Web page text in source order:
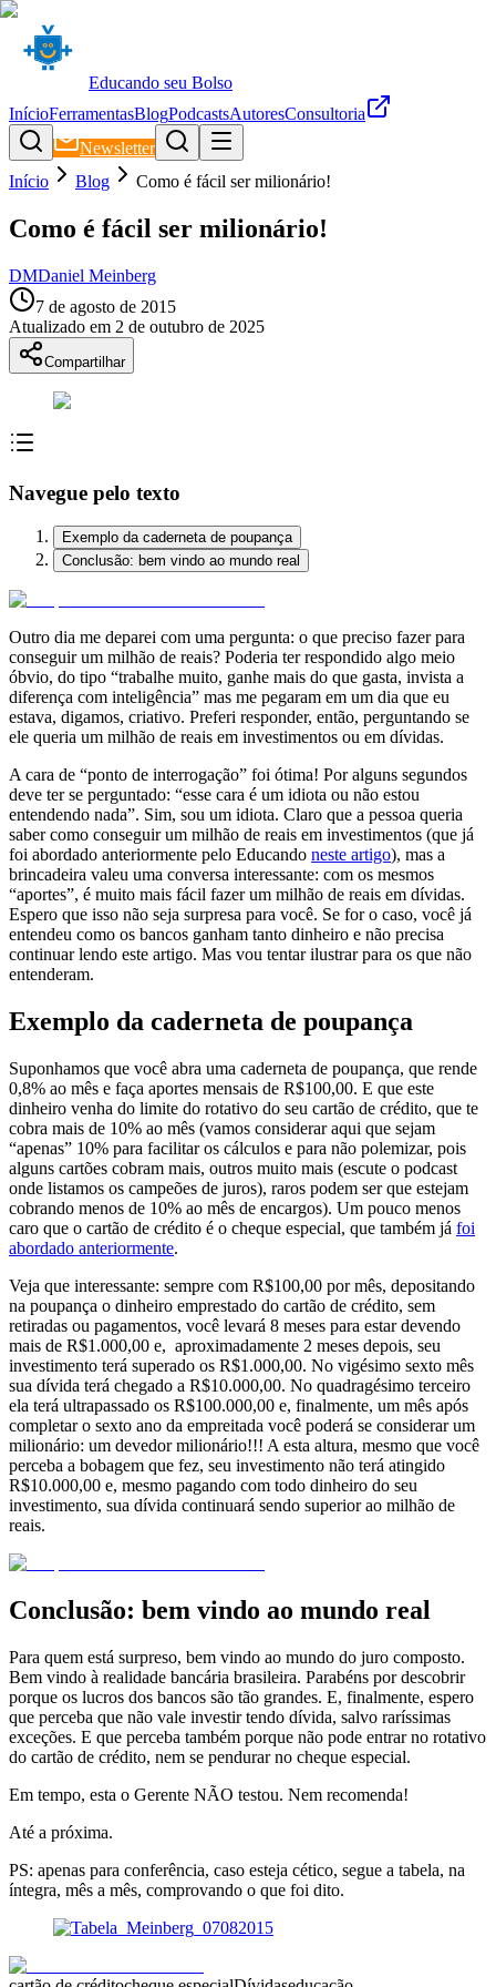
Educando seu Bolso
InícioFerramentasBlogPodcastsAutoresConsultoria
Newsletter
Início
Blog Como é fácil ser milionário!
Como é fácil ser milionário!
DMDaniel Meinberg
7 de agosto de 2015
Atualizado em 2 de outubro de 2025
Compartilhar
Navegue pelo texto
Exemplo da caderneta de poupança
Conclusão: bem vindo ao mundo real
Outro dia me deparei com uma pergunta: o que preciso fazer para
conseguir um milhão de reais? Poderia ter respondido algo meio
óbvio, do tipo “trabalhe muito, ganhe mais do que gasta, invista a
diferença com inteligência” mas me pegaram em um dia que eu
estava, digamos, criativo. Preferi responder, então, perguntando se
ele queria um milhão de reais em investimentos ou em dívidas.
A cara de “ponto de interrogação” foi ótima! Por alguns segundos
deve ter se perguntado: “esse cara é um idiota ou não estou
entendendo nada”. Sim, sou um idiota. Claro que a pessoa queria
saber como conseguir um milhão de reais em investimentos (que já
foi abordado anteriormente pelo Educando neste artigo), mas a
brincadeira valeu uma conversa interessante: com os mesmos
“aportes”, é muito mais fácil fazer um milhão de reais em dívidas.
Espero que isso não seja surpresa para você. Se for o caso, você já
entendeu como os bancos ganham tanto dinheiro e não precisa
continuar lendo este artigo. Mas vou tentar ilustrar para os que não
entenderam.
Exemplo da caderneta de poupança
Suponhamos que você abra uma caderneta de poupança, que rende
0,8% ao mês e faça aportes mensais de R$100,00. E que este
dinheiro venha do limite do rotativo do seu cartão de crédito, que te
cobra mais de 10% ao mês (vamos considerar aqui que sejam
“apenas” 10% para facilitar os cálculos e para não polemizar, pois
alguns cartões cobram mais, outros muito mais (escute o podcast
onde listamos os campeões de juros), raros podem ser que estejam
cobrando menos de 10% ao mês de encargos). Um pouco menos
caro que o cartão de crédito é o cheque especial, que também já foi
abordado anteriormente.
Veja que interessante: sempre com R$100,00 por mês, depositando
na poupança o dinheiro emprestado do cartão de crédito, sem
retiradas ou pagamentos, você levará 8 meses para estar devendo
mais de R$1.000,00 e, aproximadamente 2 meses depois, seu
investimento terá superado os R$1.000,00. No vigésimo sexto mês
sua dívida terá chegado a R$10.000,00. No quadragésimo terceiro
ela terá ultrapassado os R$100.000,00 e, finalmente, um mês após
completar o sexto ano da empreitada você poderá se considerar um
milionário: um devedor milionário!!! A esta altura, mesmo que você
perceba a bobagem que fez, seu investimento não terá atingido
R$10.000,00 e, mesmo pagando com todo dinheiro do seu
investimento, sua dívida continuará sendo superior ao milhão de
reais.
Conclusão: bem vindo ao mundo real
Para quem está surpreso, bem vindo ao mundo do juro composto.
Bem vindo à realidade bancária brasileira. Parabéns por descobrir
porque os lucros dos bancos são tão grandes. E, finalmente, espero
que perceba que não vale investir tendo dívida, salvo raríssimas
exceções. E que perceba também porque não pode entrar no rotativo
do cartão de crédito, nem se pendurar no cheque especial.
Em tempo, esta o Gerente NÃO testou. Nem recomenda!
Até a próxima.
PS: apenas para conferência, caso esteja cético, segue a tabela, na
íntegra, mês a mês, comprovando o que foi dito.